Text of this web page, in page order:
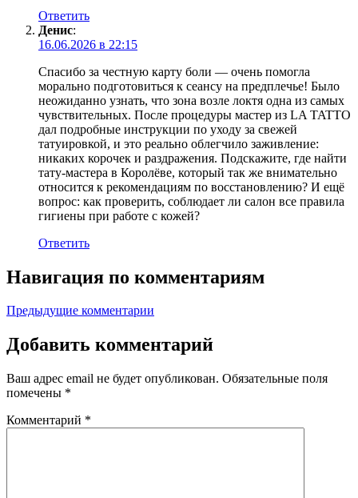
Ответить
Денис:
16.06.2026 в 22:15
Спасибо за честную карту боли — очень помогла
морально подготовиться к сеансу на предплечье! Было
неожиданно узнать, что зона возле локтя одна из самых
чувствительных. После процедуры мастер из LA TATTO
дал подробные инструкции по уходу за свежей
татуировкой, и это реально облегчило заживление:
никаких корочек и раздражения. Подскажите, где найти
тату‑мастера в Королёве, который так же внимательно
относится к рекомендациям по восстановлению? И ещё
вопрос: как проверить, соблюдает ли салон все правила
гигиены при работе с кожей?
Ответить
Навигация по комментариям
Предыдущие комментарии
Добавить комментарий
Ваш адрес email не будет опубликован. Обязательные поля
помечены *
Комментарий *